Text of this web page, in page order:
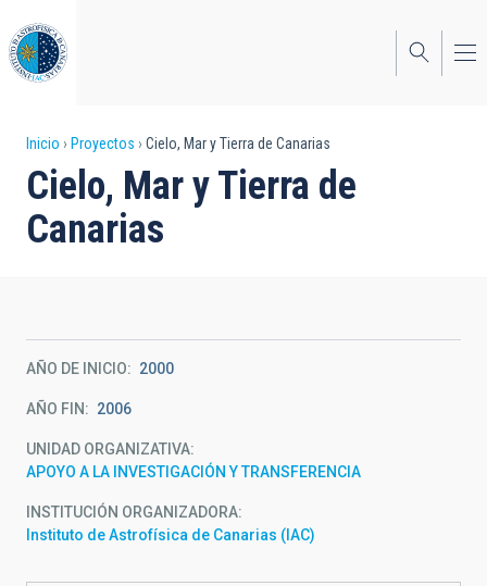
al
contenido
principal
Sobrescribir
enlaces
de
la
navegación
Inicio Proyectos Cielo, Mar y Tierra de Canarias
Cielo, Mar y Tierra de
Canarias
AÑO DE INICIO 2000
AÑO FIN 2006
UNIDAD ORGANIZATIVA
APOYO A LA INVESTIGACIÓN Y TRANSFERENCIA
INSTITUCIÓN ORGANIZADORA
Instituto de Astrofísica de Canarias (IAC)